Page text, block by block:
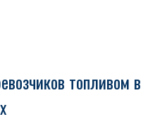
топливом в